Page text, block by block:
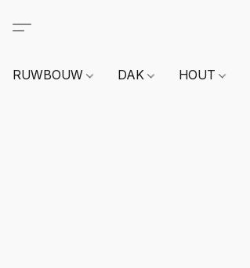
RUWBOUW DAK HOUT